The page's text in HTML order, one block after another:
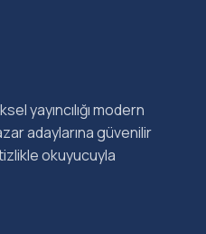
yayıncılığı modern
adaylarına güvenilir
okuyucuyla